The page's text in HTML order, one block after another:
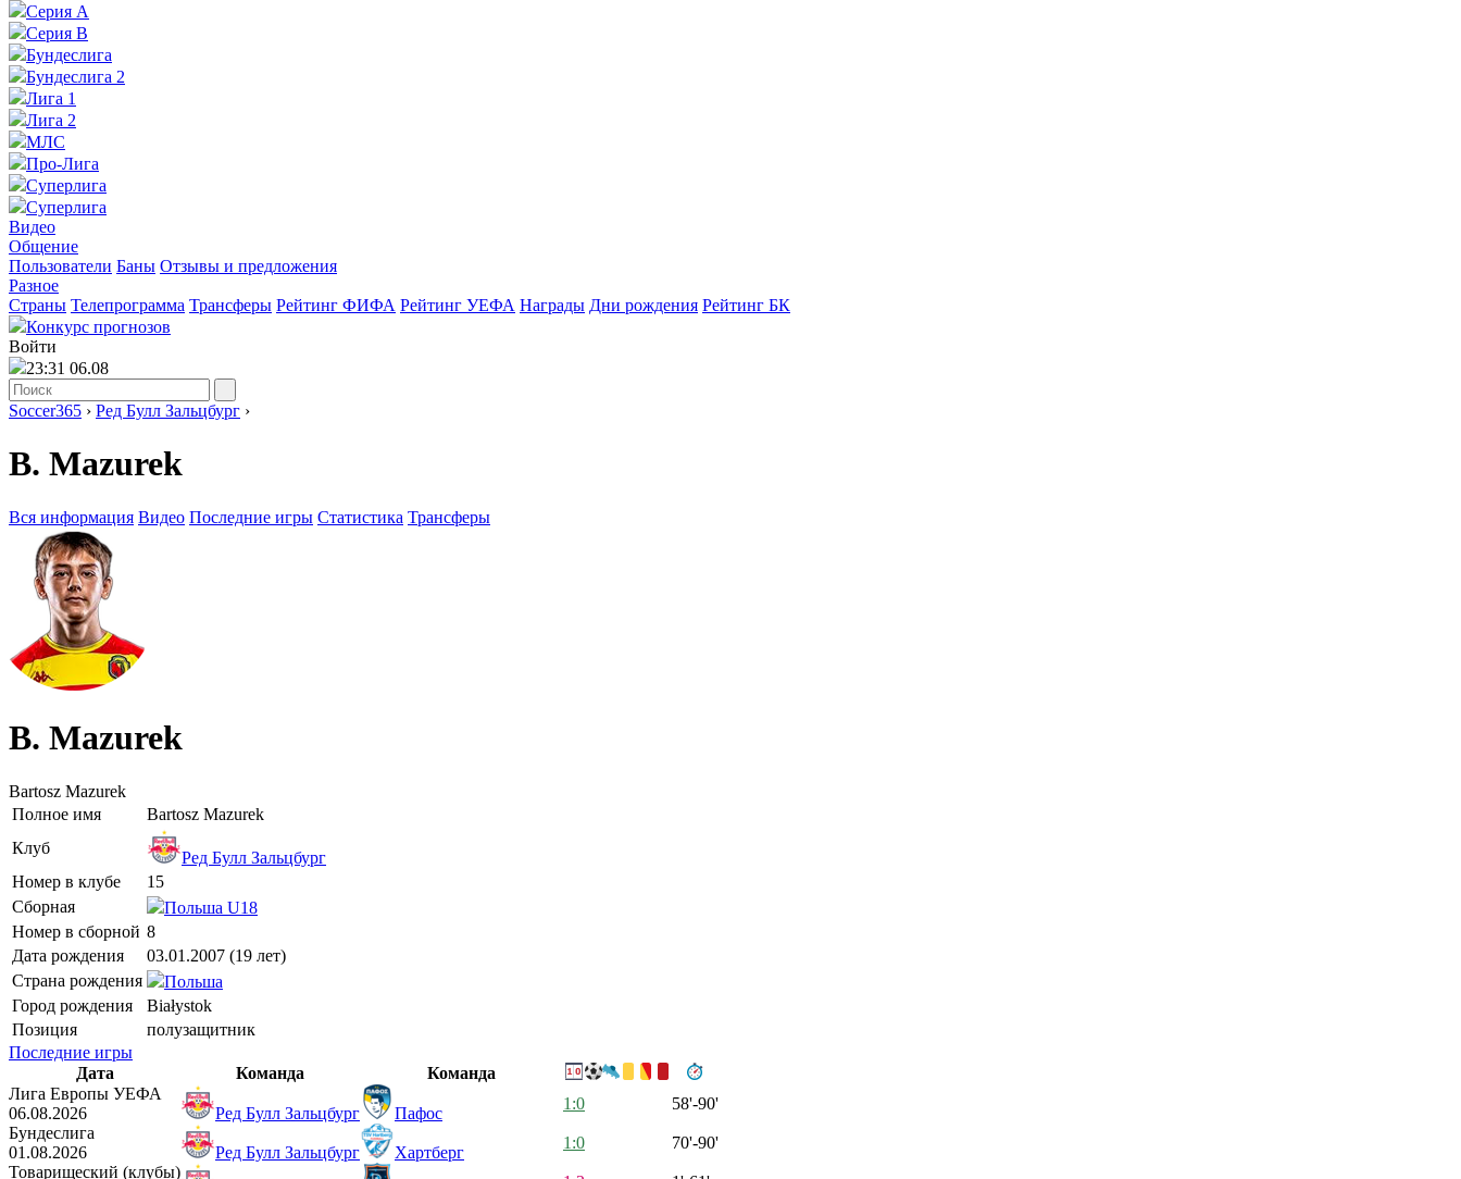
Серия А
Серия B
Бундеслига
Бундеслига 2
Лига 1
Лига 2
МЛС
Про-Лига
Суперлига
Суперлига
Видео
Общение
Пользователи Баны Отзывы и предложения
Разное
Страны Телепрограмма Трансферы Рейтинг ФИФА Рейтинг УЕФА Награды Дни рождения Рейтинг БК
Конкурс прогнозов
Войти
23:31 06.08
Soccer365 › Ред Булл Зальцбург ›
B. Mazurek
Вся информация Видео Последние игры Статистика Трансферы
B. Mazurek
Bartosz Mazurek
Полное имя
Bartosz Mazurek
Клуб
Ред Булл Зальцбург
Номер в клубе
15
Сборная
Польша U18
Номер в сборной 8
Дата рождения
03.01.2007 (19 лет)
Страна рождения
Польша
Город рождения
Białystok
Позиция
полузащитник
Последние игры
Дата
Команда
Команда
Лига Европы УЕФА
06.08.2026
Ред Булл Зальцбург Пафос
1:0
58'-90'
Бундеслига
01.08.2026
Ред Булл Зальцбург Хартберг
1:0
70'-90'
Товарищеский (клубы)